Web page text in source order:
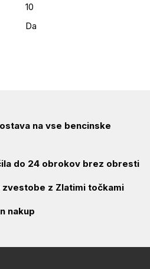
10
Da
na vse bencinske
do 24 obrokov brez obresti
zvestobe z Zlatimi točkami
nakup